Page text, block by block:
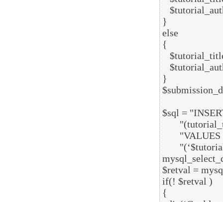
}
else
{
}
$sql =
$retval =
if(! $retval )
{